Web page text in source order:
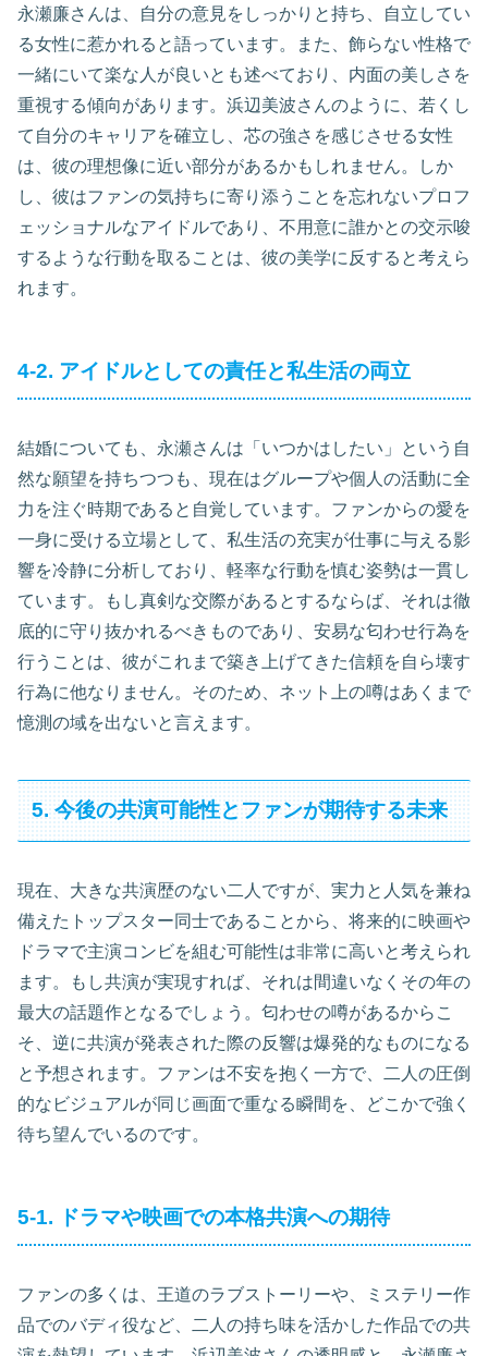
永瀬廉さんは、自分の意見をしっかりと持ち、自立してい
る女性に惹かれると語っています。また、飾らない性格で
一緒にいて楽な人が良いとも述べており、内面の美しさを
重視する傾向があります。浜辺美波さんのように、若くし
て自分のキャリアを確立し、芯の強さを感じさせる女性
は、彼の理想像に近い部分があるかもしれません。しか
し、彼はファンの気持ちに寄り添うことを忘れないプロフ
ェッショナルなアイドルであり、不用意に誰かとの交示唆
するような行動を取ることは、彼の美学に反すると考えら
れます。
4-2. アイドルとしての責任と私生活の両立
結婚についても、永瀬さんは「いつかはしたい」という自
然な願望を持ちつつも、現在はグループや個人の活動に全
力を注ぐ時期であると自覚しています。ファンからの愛を
一身に受ける立場として、私生活の充実が仕事に与える影
響を冷静に分析しており、軽率な行動を慎む姿勢は一貫し
ています。もし真剣な交際があるとするならば、それは徹
底的に守り抜かれるべきものであり、安易な匂わせ行為を
行うことは、彼がこれまで築き上げてきた信頼を自ら壊す
行為に他なりません。そのため、ネット上の噂はあくまで
憶測の域を出ないと言えます。
5. 今後の共演可能性とファンが期待する未来
現在、大きな共演歴のない二人ですが、実力と人気を兼ね
備えたトップスター同士であることから、将来的に映画や
ドラマで主演コンビを組む可能性は非常に高いと考えられ
ます。もし共演が実現すれば、それは間違いなくその年の
最大の話題作となるでしょう。匂わせの噂があるからこ
そ、逆に共演が発表された際の反響は爆発的なものになる
と予想されます。ファンは不安を抱く一方で、二人の圧倒
的なビジュアルが同じ画面で重なる瞬間を、どこかで強く
待ち望んでいるのです。
5-1. ドラマや映画での本格共演への期待
ファンの多くは、王道のラブストーリーや、ミステリー作
品でのバディ役など、二人の持ち味を活かした作品での共